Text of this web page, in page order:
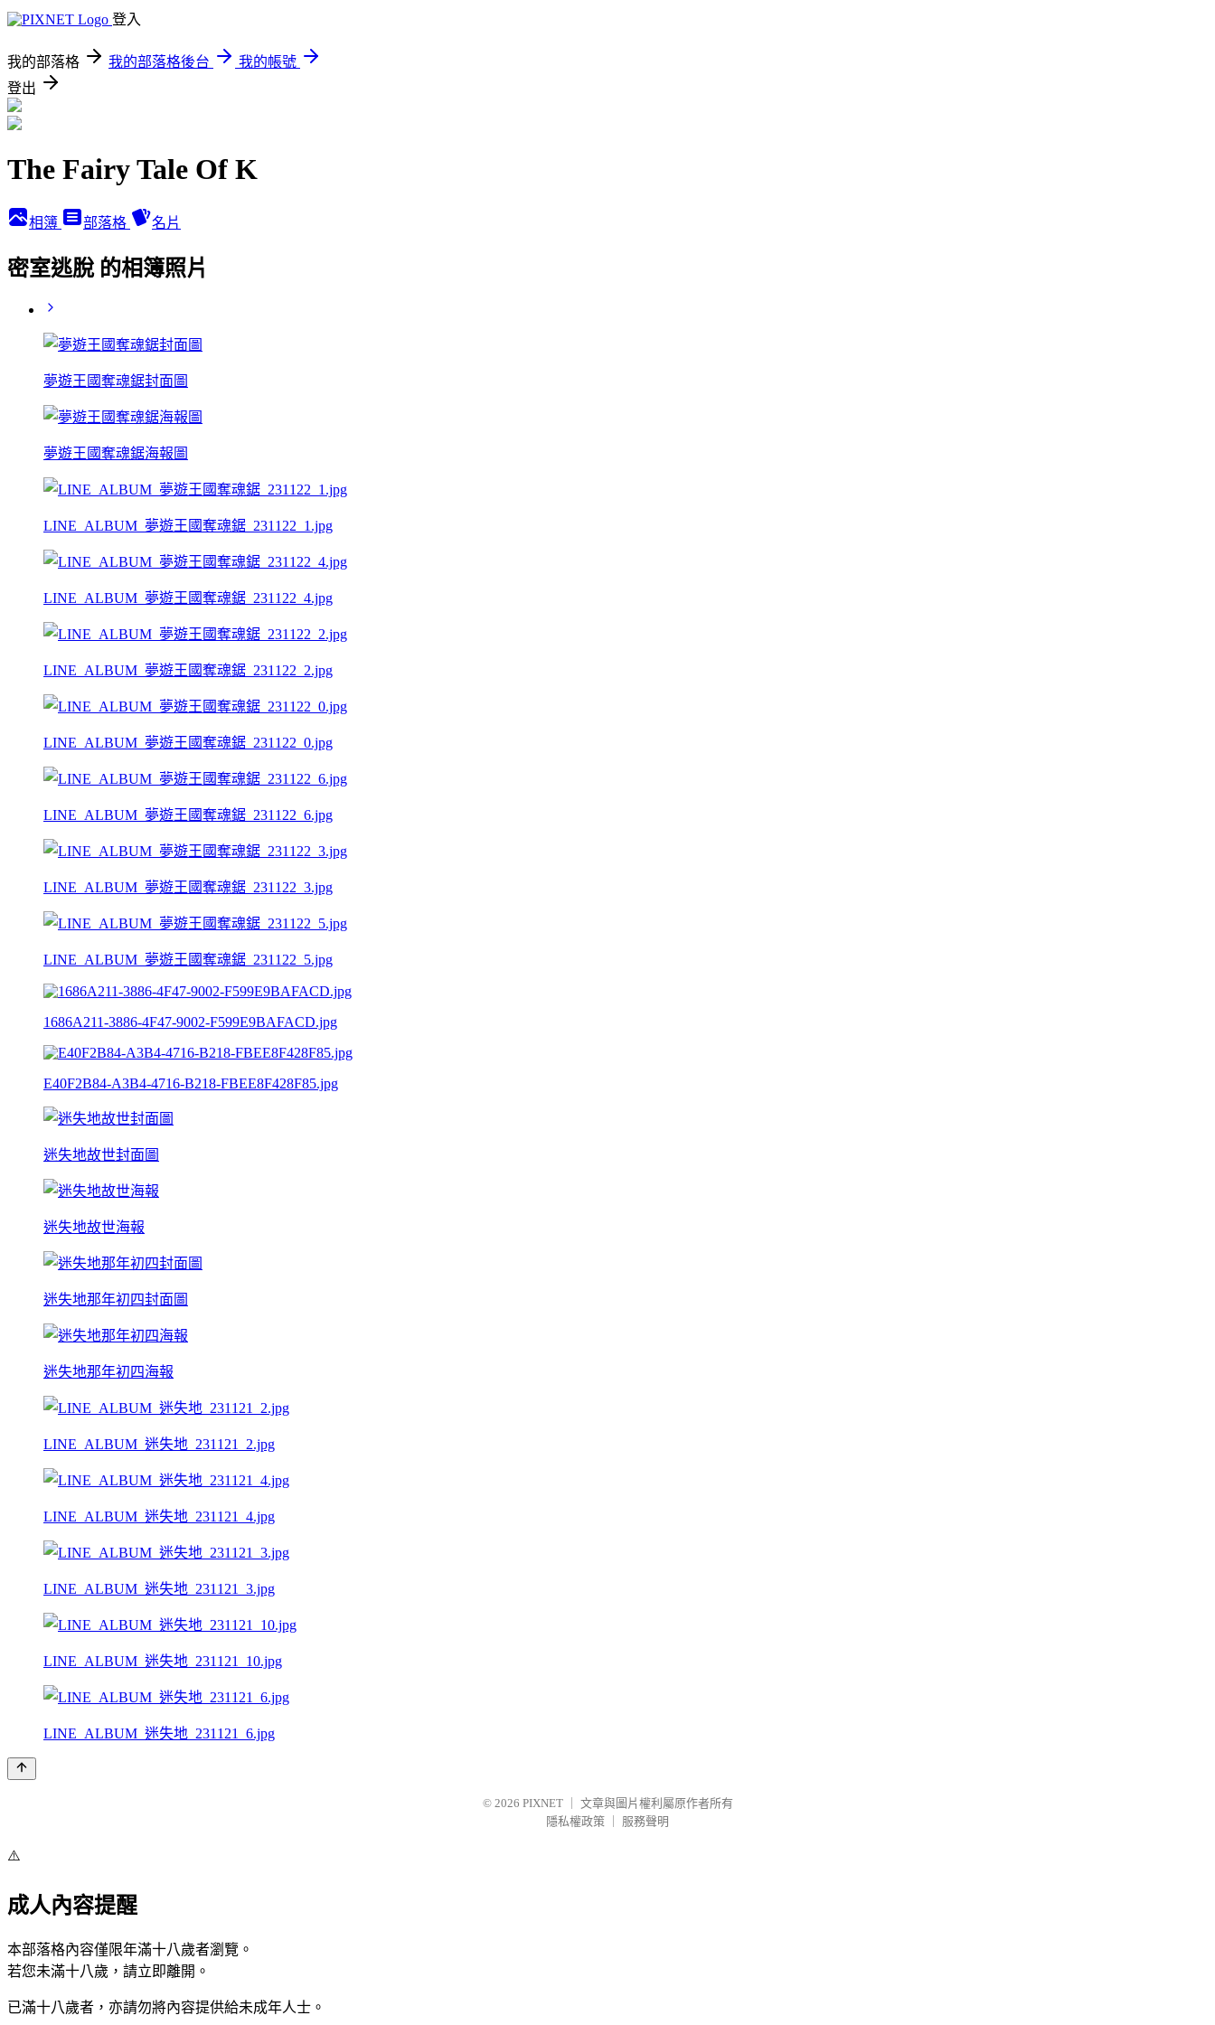
登入
我的部落格 我的部落格後台
我的帳號
登出
The Fairy Tale Of K
相簿 部落格 名片
密室逃脫 的相簿照片
夢遊王國奪魂鋸封面圖
夢遊王國奪魂鋸海報圖
LINE_ALBUM_夢遊王國奪魂鋸_231122_1.jpg
LINE_ALBUM_夢遊王國奪魂鋸_231122_4.jpg
LINE_ALBUM_夢遊王國奪魂鋸_231122_2.jpg
LINE_ALBUM_夢遊王國奪魂鋸_231122_0.jpg
LINE_ALBUM_夢遊王國奪魂鋸_231122_6.jpg
LINE_ALBUM_夢遊王國奪魂鋸_231122_3.jpg
LINE_ALBUM_夢遊王國奪魂鋸_231122_5.jpg
1686A211-3886-4F47-9002-F599E9BAFACD.jpg
E40F2B84-A3B4-4716-B218-FBEE8F428F85.jpg
迷失地故世封面圖
迷失地故世海報
迷失地那年初四封面圖
迷失地那年初四海報
LINE_ALBUM_迷失地_231121_2.jpg
LINE_ALBUM_迷失地_231121_4.jpg
LINE_ALBUM_迷失地_231121_3.jpg
LINE_ALBUM_迷失地_231121_10.jpg
LINE_ALBUM_迷失地_231121_6.jpg
© 2026 PIXNET
文章與圖片權利屬原作者所有
隱私權政策
服務聲明
⚠️
成人內容提醒
本部落格內容僅限年滿十八歲者瀏覽。
若您未滿十八歲，請立即離開。
已滿十八歲者，亦請勿將內容提供給未成年人士。